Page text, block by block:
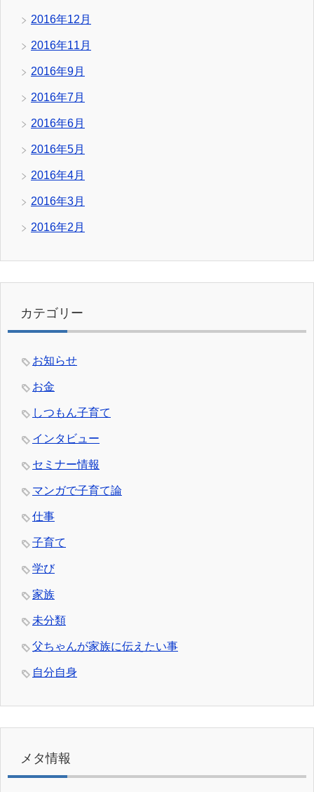
2016年12月
2016年11月
2016年9月
2016年7月
2016年6月
2016年5月
2016年4月
2016年3月
2016年2月
カテゴリー
お知らせ
お金
しつもん子育て
インタビュー
セミナー情報
マンガで子育て論
仕事
子育て
学び
家族
未分類
父ちゃんが家族に伝えたい事
自分自身
メタ情報